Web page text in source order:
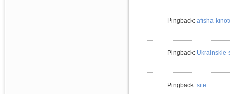
Pingback: afisha-
Pingback:
Pingback: site